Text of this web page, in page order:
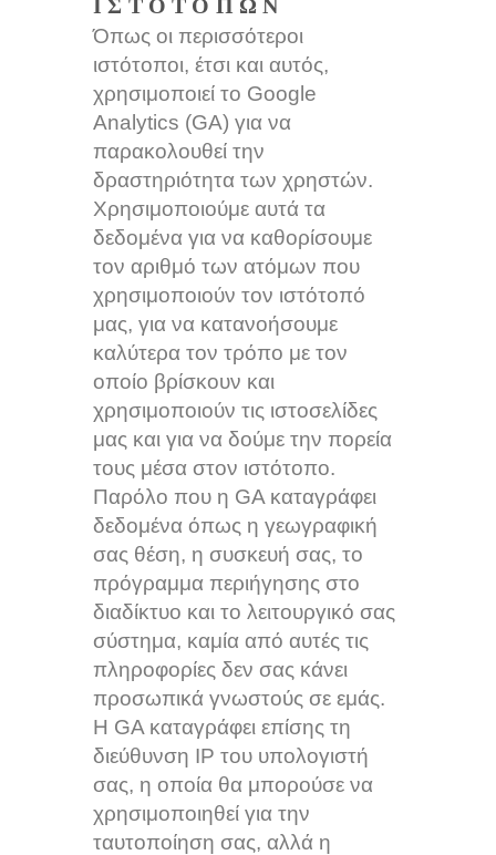
ΙΣΤΌΤΟΠΩΝ
Όπως οι περισσότεροι
ιστότοποι, έτσι και αυτός,
χρησιμοποιεί το Google
Analytics (GA) για να
παρακολουθεί την
δραστηριότητα των χρηστών.
Χρησιμοποιούμε αυτά τα
δεδομένα για να καθορίσουμε
τον αριθμό των ατόμων που
χρησιμοποιούν τον ιστότοπό
μας, για να κατανοήσουμε
καλύτερα τον τρόπο με τον
οποίο βρίσκουν και
χρησιμοποιούν τις ιστοσελίδες
μας και για να δούμε την πορεία
τους μέσα στον ιστότοπο.
Παρόλο που η GA καταγράφει
δεδομένα όπως η γεωγραφική
σας θέση, η συσκευή σας, το
πρόγραμμα περιήγησης στο
διαδίκτυο και το λειτουργικό σας
σύστημα, καμία από αυτές τις
πληροφορίες δεν σας κάνει
προσωπικά γνωστούς σε εμάς.
Η GA καταγράφει επίσης τη
διεύθυνση IP του υπολογιστή
σας, η οποία θα μπορούσε να
χρησιμοποιηθεί για την
ταυτοποίηση σας, αλλά η